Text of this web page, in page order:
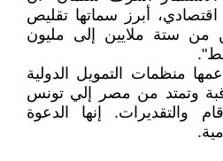
أبرز سماتها تقليص
من ستة ملايين إلى مليون
منظمات التمويل الدولية
وتمتد من مصر إلي تونس
والتقديرات. إنها الدعوة